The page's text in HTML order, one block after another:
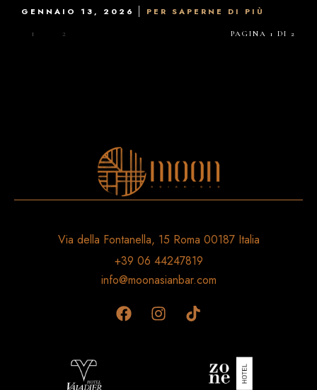
GENNAIO 13, 2026 PER SAPERNE DI PIÙ
1 2 PAGINA 1 DI 2
Via della Fontanella, 15 Roma 00187 Italia
+39 06 44247819
info@moonasianbar.com